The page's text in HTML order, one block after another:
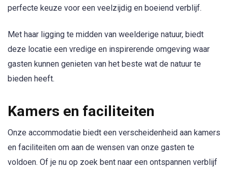
perfecte keuze voor een veelzijdig en boeiend verblijf.
Met haar ligging te midden van weelderige natuur, biedt
deze locatie een vredige en inspirerende omgeving waar
gasten kunnen genieten van het beste wat de natuur te
bieden heeft.
Kamers en faciliteiten
Onze accommodatie biedt een verscheidenheid aan kamers
en faciliteiten om aan de wensen van onze gasten te
voldoen. Of je nu op zoek bent naar een ontspannen verblijf